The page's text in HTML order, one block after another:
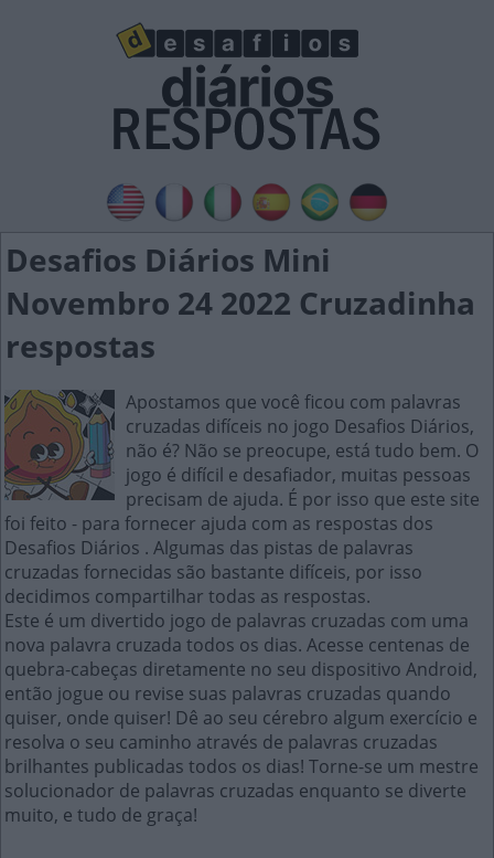
Desafios Diários Mini
Novembro 24 2022 Cruzadinha
respostas
Apostamos que você ficou com palavras
cruzadas difíceis no jogo Desafios Diários,
não é? Não se preocupe, está tudo bem. O
jogo é difícil e desafiador, muitas pessoas
precisam de ajuda. É por isso que este site
foi feito - para fornecer ajuda com as respostas dos
Desafios Diários . Algumas das pistas de palavras
cruzadas fornecidas são bastante difíceis, por isso
decidimos compartilhar todas as respostas.
Este é um divertido jogo de palavras cruzadas com uma
nova palavra cruzada todos os dias. Acesse centenas de
quebra-cabeças diretamente no seu dispositivo Android,
então jogue ou revise suas palavras cruzadas quando
quiser, onde quiser! Dê ao seu cérebro algum exercício e
resolva o seu caminho através de palavras cruzadas
brilhantes publicadas todos os dias! Torne-se um mestre
solucionador de palavras cruzadas enquanto se diverte
muito, e tudo de graça!